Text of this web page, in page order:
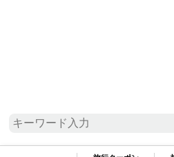
検索結果一覧